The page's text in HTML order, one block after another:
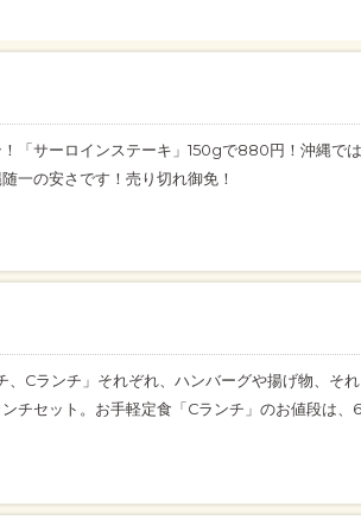
「サーロインステーキ」150gで880円！沖縄で
一の安さです！売り切れ御免！
Cランチ」それぞれ、ハンバーグや揚げ物、そ
チセット。お手軽定食「Cランチ」のお値段は、